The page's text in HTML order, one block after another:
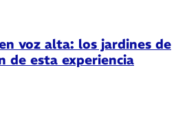
voz alta: los jardines de
de esta experiencia